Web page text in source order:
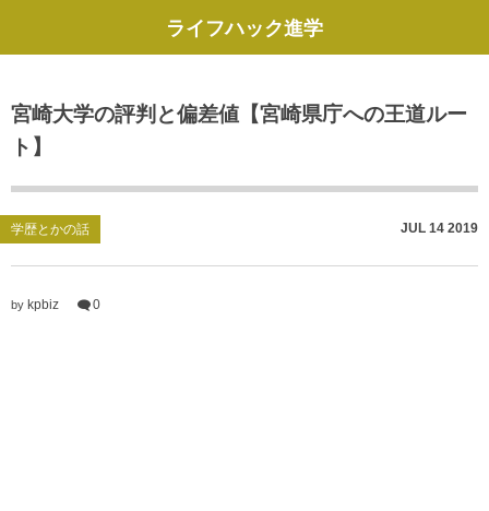
ライフハック進学
宮崎大学の評判と偏差値【宮崎県庁への王道ルー
ト】
学歴とかの話 JUL 14 2019
by kpbiz 0